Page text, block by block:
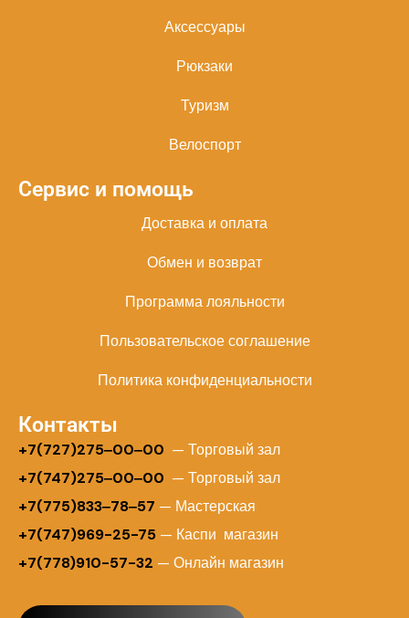
Аксессуары
Рюкзаки
Туризм
Велоспорт
Сервис и помощь
Доставка и оплата
Обмен и возврат
Программа лояльности
Пользовательское соглашение
Политика конфиденциальности
Контакты
+7(727)275‒00‒00 — Торговый зал
+7(747)275‒00‒00 — Торговый зал
+7(775)833‒78‒57 — Мастерская
+7(747)969-25-75 — Каспи магазин
+7(778)910-57-32 — Онлайн магазин